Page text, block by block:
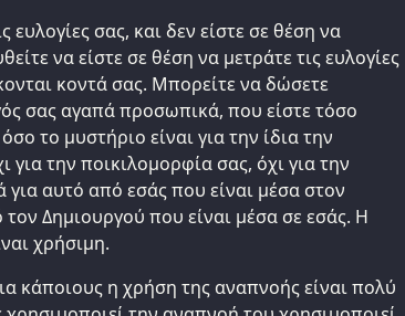
ευλογίες σας, και δεν είστε σε θέση να
να είστε σε θέση να μετράτε τις ευλογίες
κοντά σας. Μπορείτε να δώσετε
σας αγαπά προσωπικά, που είστε τόσο
το μυστήριο είναι για την ίδια την
την ποικιλομορφία σας, όχι για την
αυτό από εσάς που είναι μέσα στον
Δημιουργού που είναι μέσα σε εσάς. Η
χρήσιμη.
κάποιους η χρήση της αναπνοής είναι πολύ